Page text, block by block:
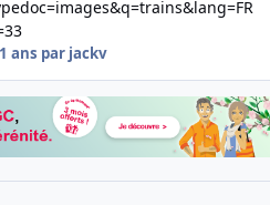
ans par jackv